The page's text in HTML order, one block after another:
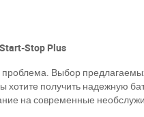
Stop Plus
проблема. Выбор
получить надежную
на современные